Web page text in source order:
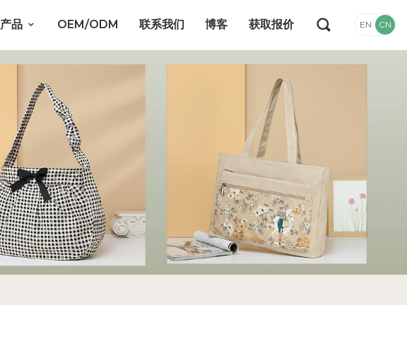
产品 OEM/ODM 联系我们 博客 获取报价 EN CN